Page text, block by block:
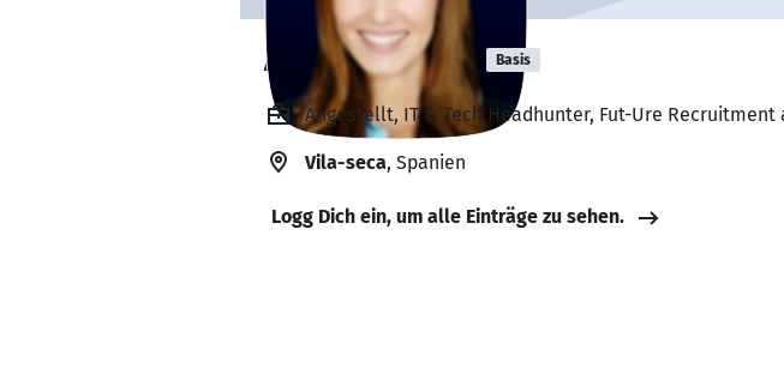
Amanda Balta Basis
Angestellt, IT & Tech Headhunter, Fut-Ure Recruitment
Vila-seca, Spanien
Logg Dich ein, um alle Einträge zu sehen.